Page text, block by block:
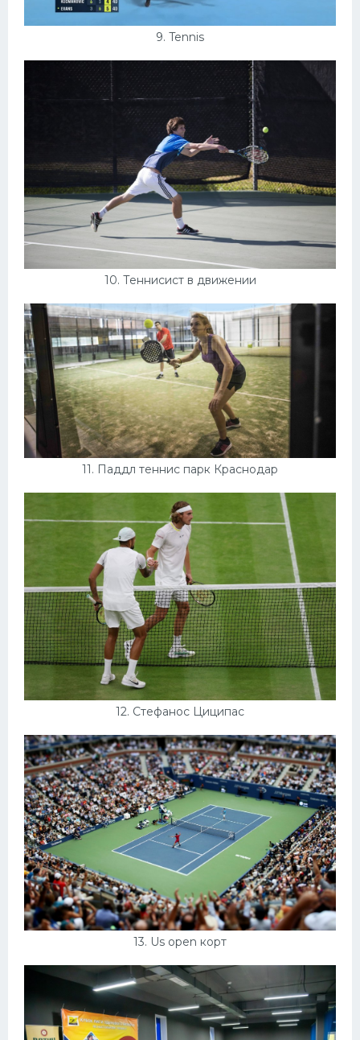
9. Tennis
10. Теннисист в движении
11. Паддл теннис парк Краснодар
12. Стефанос Циципас
13. Us open корт